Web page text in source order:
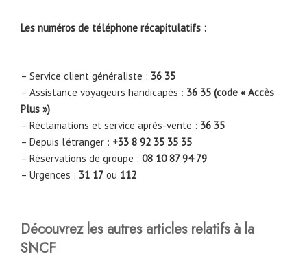
Les numéros de téléphone récapitulatifs :
– Service client généraliste : 36 35
– Assistance voyageurs handicapés : 36 35 (code « Accès
Plus »)
– Réclamations et service après-vente : 36 35
– Depuis l’étranger : +33 8 92 35 35 35
– Réservations de groupe : 08 10 87 94 79
– Urgences : 31 17 ou 112
Découvrez les autres articles relatifs à la
SNCF